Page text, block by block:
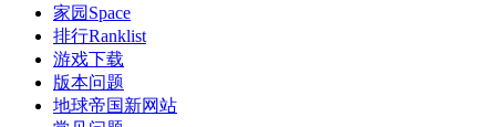
家园 Space
排行Ranklist
游戏下载
版本问题
地球帝国新网站